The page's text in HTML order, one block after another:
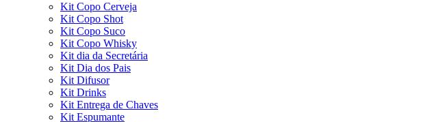
Kit Copo Cerveja
Kit Copo Shot
Kit Copo Suco
Kit Copo Whisky
Kit dia da Secretária
Kit Dia dos Pais
Kit Difusor
Kit Drinks
Kit Entrega de Chaves
Kit Espumante